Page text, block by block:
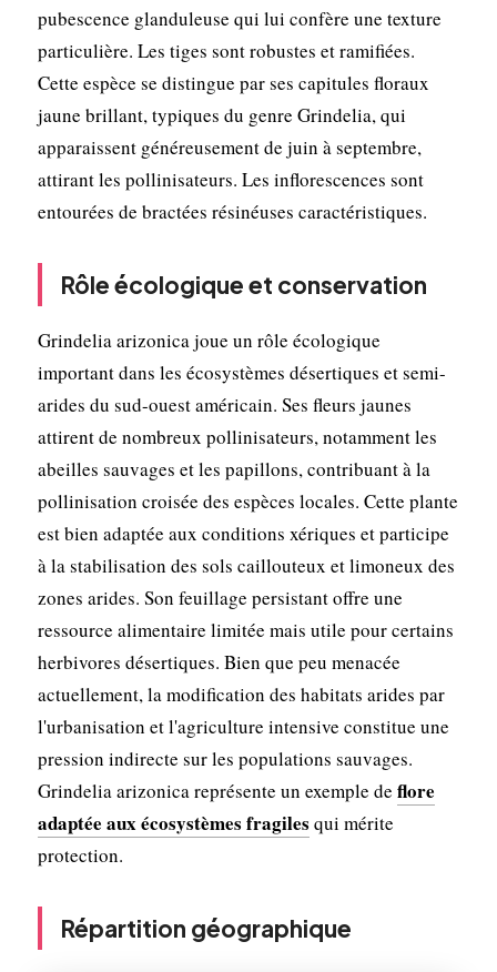
pubescence glanduleuse qui lui confère une texture
particulière. Les tiges sont robustes et ramifiées.
Cette espèce se distingue par ses capitules floraux
jaune brillant, typiques du genre Grindelia, qui
apparaissent généreusement de juin à septembre,
attirant les pollinisateurs. Les inflorescences sont
entourées de bractées résinéuses caractéristiques.
Rôle écologique et conservation
Grindelia arizonica joue un rôle écologique
important dans les écosystèmes désertiques et semi-
arides du sud-ouest américain. Ses fleurs jaunes
attirent de nombreux pollinisateurs, notamment les
abeilles sauvages et les papillons, contribuant à la
pollinisation croisée des espèces locales. Cette plante
est bien adaptée aux conditions xériques et participe
à la stabilisation des sols caillouteux et limoneux des
zones arides. Son feuillage persistant offre une
ressource alimentaire limitée mais utile pour certains
herbivores désertiques. Bien que peu menacée
actuellement, la modification des habitats arides par
l'urbanisation et l'agriculture intensive constitue une
pression indirecte sur les populations sauvages.
Grindelia arizonica représente un exemple de flore
adaptée aux écosystèmes fragiles qui mérite
protection.
Répartition géographique